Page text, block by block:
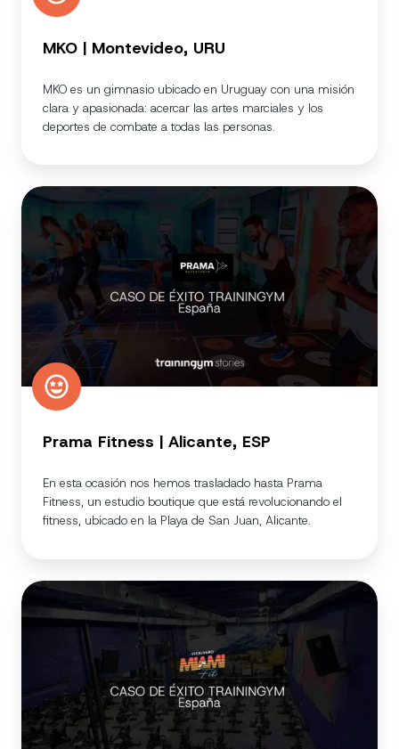
MKO | Montevideo, URU
MKO es un gimnasio ubicado en Uruguay con una misión
clara y apasionada: acercar las artes marciales y los
deportes de combate a todas las personas.
Prama
Fitness
Alicante,
ESP
Prama Fitness | Alicante, ESP
En esta ocasión nos hemos trasladado hasta Prama
Fitness, un estudio boutique que está revolucionando el
fitness, ubicado en la Playa de San Juan, Alicante.
Miami
Fit
ESP